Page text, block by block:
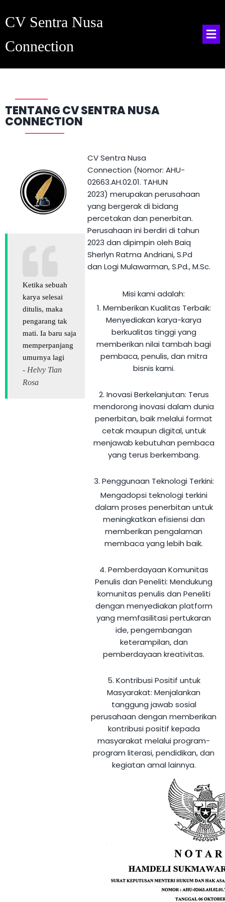
CV Sentra Nusa
Connection
TENTANG CV SENTRA NUSA
CONNECTION
Ketika sebuah
karya selesai
ditulis, maka
pengarang tak
mati. Ia baru saja
memperpanjang
umurnya lagi
- Helvy Tian
Rosa
CV Sentra Nusa
Connection (Nomor: AHU-
02663.AH.02.01. TAHUN
2023) merupakan perusahaan
yang bergerak di bidang
percetakan dan penerbitan.
Perusahaan ini berdiri di tahun
2023 dan dipimpin oleh Baiq
Sherlyn Ratma Andriani, S.Pd
dan Logi Mulawarman, S.Pd., M.Sc.
Misi kami adalah:
1. Memberikan Kualitas Terbaik:
Menyediakan karya-karya
berkualitas tinggi yang
memberikan nilai tambah bagi
pembaca, penulis, dan mitra
bisnis kami.
2. Inovasi Berkelanjutan: Terus
mendorong inovasi dalam dunia
penerbitan, baik melalui format
cetak maupun digital, untuk
menjawab kebutuhan pembaca
yang terus berkembang.
3. Penggunaan Teknologi Terkini:
Mengadopsi teknologi terkini
dalam proses penerbitan untuk
meningkatkan efisiensi dan
memberikan pengalaman
membaca yang lebih baik.
4. Pemberdayaan Komunitas
Penulis dan Peneliti: Mendukung
komunitas penulis dan Peneliti
dengan menyediakan platform
yang memfasilitasi pertukaran
ide, pengembangan
keterampilan, dan
pemberdayaan kreativitas.
5. Kontribusi Positif untuk
Masyarakat: Menjalankan
tanggung jawab sosial
perusahaan dengan memberikan
kontribusi positif kepada
masyarakat melalui program-
program literasi, pendidikan, dan
kegiatan amal lainnya.